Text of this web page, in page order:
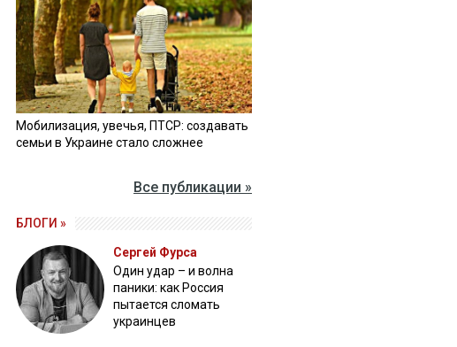
Мобилизация, увечья, ПТСР: создавать
семьи в Украине стало сложнее
Все публикации »
БЛОГИ »
Сергей Фурса
Один удар – и волна
паники: как Россия
пытается сломать
украинцев